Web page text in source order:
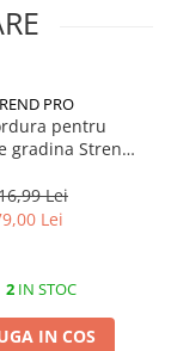
PRO
pentru
gradina Strend
totala 4.8 m
Lei
Lei
2IN STOC
IN COS